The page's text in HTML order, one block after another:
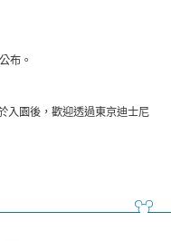
布。
入園後，歡迎透過東京迪士尼